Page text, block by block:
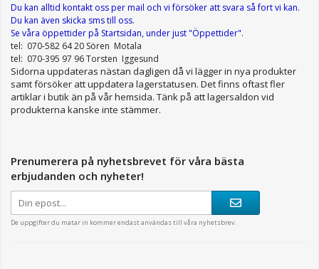
Du kan alltid kontakt oss per mail och vi försöker att svara så fort vi kan.
Du kan även skicka sms till oss.
Se våra öppettiderpå Startsidan, under just "Öppettider".
tel: 070-582 64 20 Sören Motala
tel: 070-395 97 96 Torsten Iggesund
Sidorna uppdateras nästan dagligen då vi lägger in nya produkter
samt försöker att uppdatera lagerstatusen. Det finns oftast fler
artiklar i butik än på vår hemsida. Tänk på att lagersaldon vid
produkterna kanske inte stämmer.
Prenumerera på nyhetsbrevet för våra bästa
erbjudanden och nyheter!
De uppgifter du matar in kommer endast användas till våra nyhetsbrev.